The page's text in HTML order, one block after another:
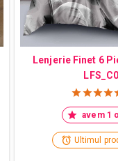
Lenjerie Finet 6
avem 1
Ultimul